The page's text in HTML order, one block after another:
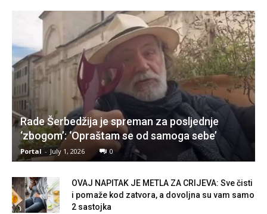
Rade Šerbedžija je spreman za posljednje
‘zbogom’: ‘Opraštam se od samoga sebe’
Portal - July 1, 2026 0
OVAJ NAPITAK JE METLA ZA CRIJEVA: Sve čisti
i pomaže kod zatvora, a dovoljna su vam samo
2 sastojka